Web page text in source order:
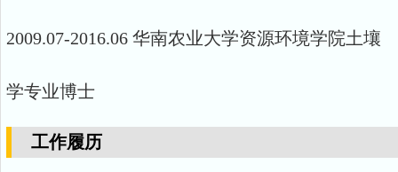
2009.07-2016.06 华南农业大学资源环境学院土壤
学专业博士
工作履历